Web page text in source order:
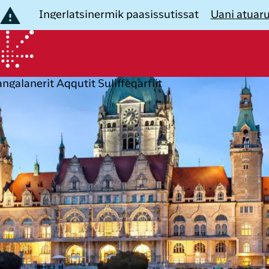
Ingerlatsinermik paasissutissat Uani
Aqqutit Suliffeqarfiit
Nunaat
angalanerit
unnuinerillu
Club Timmisa-
mut
Club Timmisamut
Nuannarineqartut
angallaviit
Nuummit
Københavnimut
Københavnimit
Ilulissanut
Københavnimit
Kangerlussuarmut
nunat
Kalaallit
Tuluit